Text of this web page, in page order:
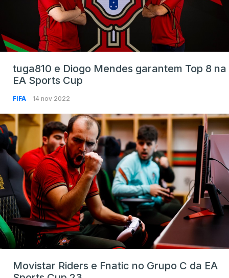
tuga810 e Diogo Mendes garantem Top 8 na
EA Sports Cup
FIFA 14 nov 2022
Movistar Riders e Fnatic no Grupo C da EA